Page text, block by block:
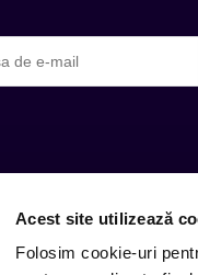
Acest site utilizează
Folosim cookie-uri